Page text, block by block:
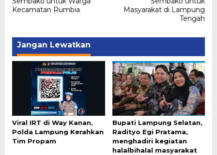
Kecamatan Rumbia
Masyarakat di Lampung
Tengah
Jangan Lewatkan
Viral IRT di Way Kanan,
Polda Lampung Kerahkan
Tim Propam
Bupati Lampung Selatan,
Radityo Egi Pratama,
menghadiri kegiatan
halalbihalal masyarakat